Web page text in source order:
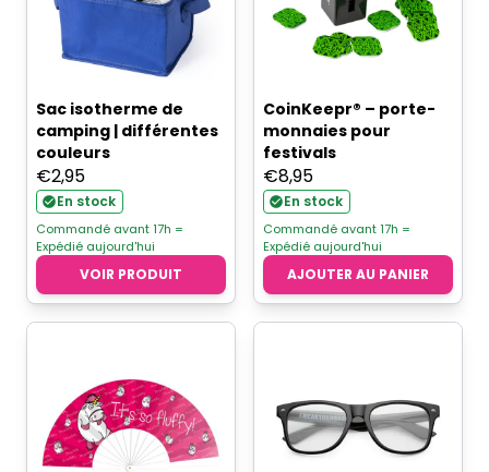
Sac isotherme de
camping | différentes
couleurs
€2,95
En stock
Commandé avant 17h =
Expédié aujourd'hui
VOIR PRODUIT
CoinKeepr® – porte-
monnaies pour
festivals
€8,95
En stock
Commandé avant 17h =
Expédié aujourd'hui
AJOUTER AU PANIER